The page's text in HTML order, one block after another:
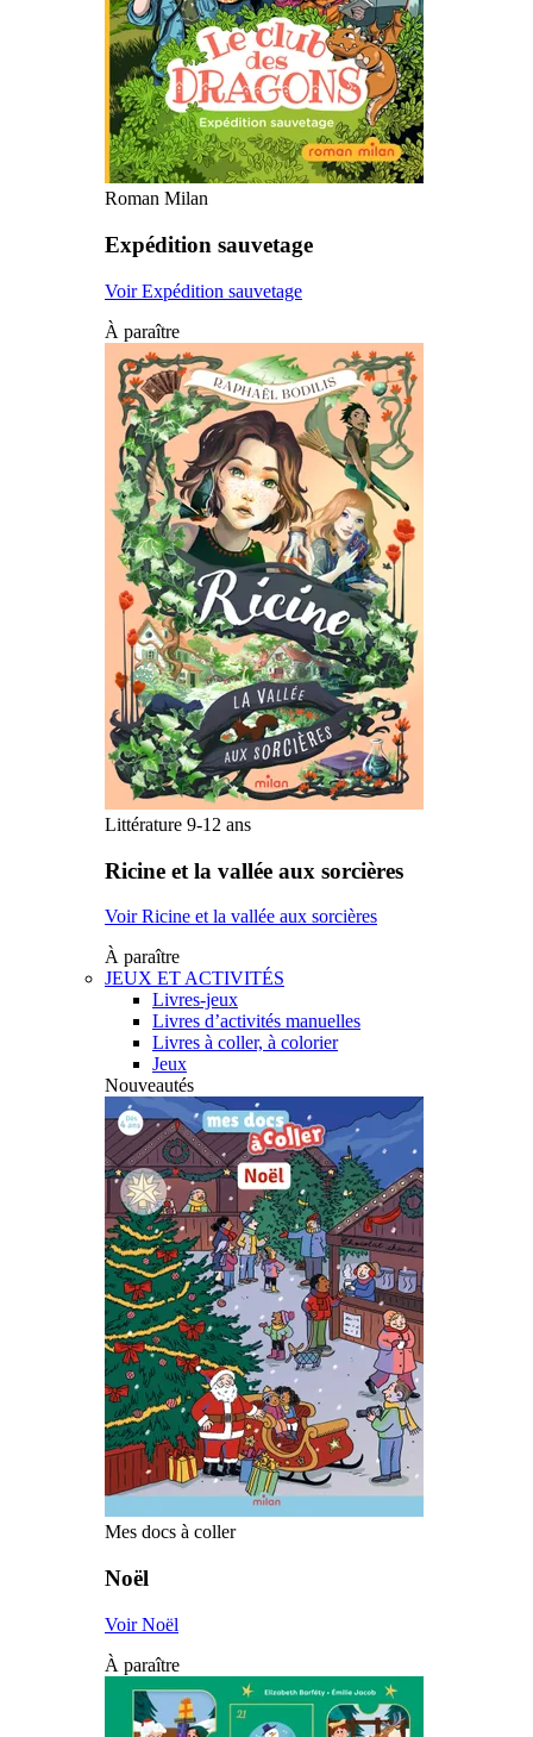
Roman Milan
Expédition sauvetage
Voir Expédition sauvetage
À paraître
Littérature 9-12 ans
Ricine et la vallée aux sorcières
Voir Ricine et la vallée aux sorcières
À paraître
JEUX ET ACTIVITÉS
Livres-jeux
Livres d’activités manuelles
Livres à coller, à colorier
Jeux
Nouveautés
Mes docs à coller
Noël
Voir Noël
À paraître